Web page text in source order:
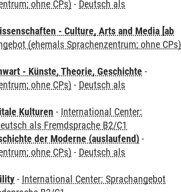
ohne CPs) - Deutsch als
- Culture, Arts and Media [ab
(ehemals Sprachenzentrum; ohne CPs)
- Künste, Theorie, Geschichte -
ohne CPs) - Deutsch als
Kulturen - International Center:
als Fremdsprache B2/C1
der Moderne (auslaufend) -
ohne CPs) - Deutsch als
- International Center: Sprachangebot